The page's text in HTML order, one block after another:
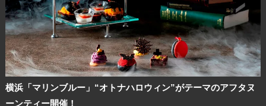
横浜「マリンブルー」“オトナハロウィン”がテーマのアフタヌ
ーンティー開催！